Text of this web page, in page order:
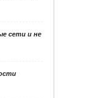
сети и не